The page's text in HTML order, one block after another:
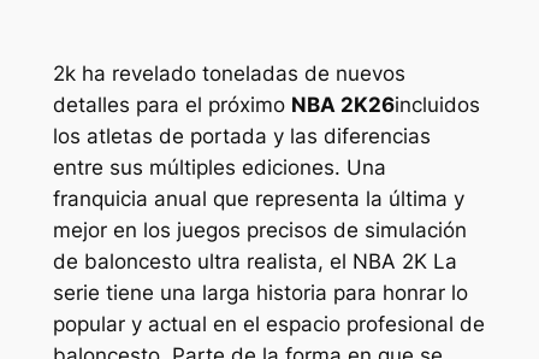
2k ha revelado toneladas de nuevos
detalles para el próximo NBA 2K26incluidos
los atletas de portada y las diferencias
entre sus múltiples ediciones. Una
franquicia anual que representa la última y
mejor en los juegos precisos de simulación
de baloncesto ultra realista, el NBA 2KLa
serie tiene una larga historia para honrar lo
popular y actual en el espacio profesional de